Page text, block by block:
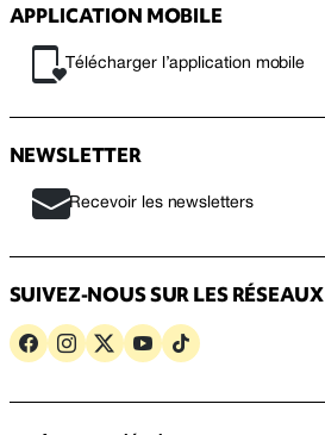
APPLICATION MOBILE
Télécharger l’application mobile
NEWSLETTER
Recevoir les newsletters
SUIVEZ-NOUS SUR LES RÉSEAUX